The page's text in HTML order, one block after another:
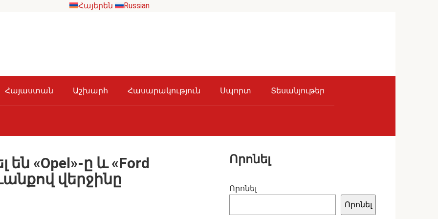
Հայերեն Russian
Հայաստան Աշխարհ Հասարակություն Սպորտ Տեսանյութեր
«Opel»-ը և «Ford
վերջինը
Որոնել
Որոնել
Որոնել